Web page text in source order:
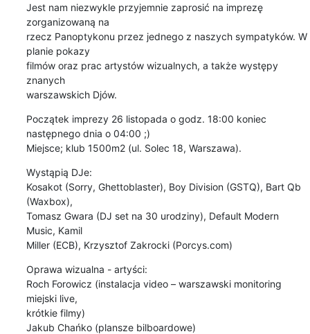
Jest nam niezwykle przyjemnie zaprosić na imprezę
zorganizowaną na
rzecz Panoptykonu przez jednego z naszych sympatyków. W
planie pokazy
filmów oraz prac artystów wizualnych, a także występy
znanych
warszawskich Djów.
Początek imprezy 26 listopada o godz. 18:00 koniec
następnego dnia o 04:00 ;)
Miejsce; klub 1500m2 (ul. Solec 18, Warszawa).
Wystąpią DJe:
Kosakot (Sorry, Ghettoblaster), Boy Division (GSTQ), Bart Qb
(Waxbox),
Tomasz Gwara (DJ set na 30 urodziny), Default Modern
Music, Kamil
Miller (ECB), Krzysztof Zakrocki (Porcys.com)
Oprawa wizualna - artyści:
Roch Forowicz (instalacja video – warszawski monitoring
miejski live,
krótkie filmy)
Jakub Chańko (plansze bilboardowe)